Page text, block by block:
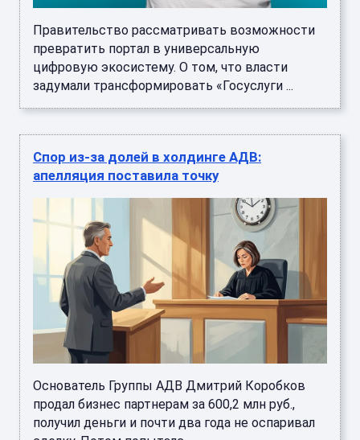
Правительство рассматривать возможности
превратить портал в универсальную
цифровую экосистему. О том, что власти
задумали трансформировать «Госуслуги ...
Спор из-за долей в холдинге АДВ:
апелляция поставила точку
Основатель Группы АДВ Дмитрий Коробков
продал бизнес партнерам за 600,2 млн руб.,
получил деньги и почти два года не оспаривал